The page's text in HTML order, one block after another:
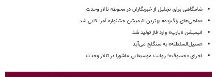
شامگاهی برای تجلیل از خبرنگاران در محوطه تالار وحدت
«ماهی‌های زنگ‌زده» بهترین انیمیشن جشنواره آمریکایی شد
انیمیشن «یارپ» وارد فاز تولید شد
«سبیل‌السلطنه» به سنگلج می‌آید
اجرای «خسوف»؛ روایت موسیقایی عاشورا در تالار وحدت